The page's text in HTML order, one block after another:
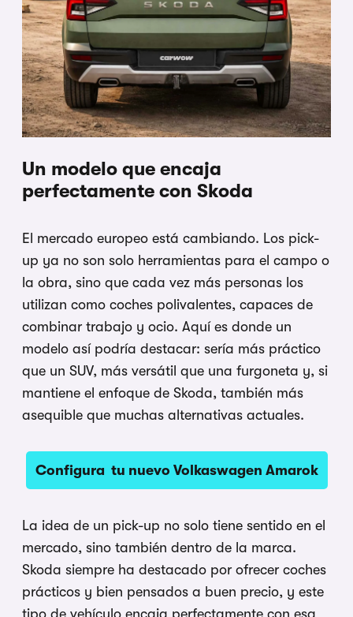
Un modelo que encaja
perfectamente con Skoda
El mercado europeo está cambiando. Los pick-
up ya no son solo herramientas para el campo o
la obra, sino que cada vez más personas los
utilizan como coches polivalentes, capaces de
combinar trabajo y ocio. Aquí es donde un
modelo así podría destacar: sería más práctico
que un SUV, más versátil que una furgoneta y, si
mantiene el enfoque de Skoda, también más
asequible que muchas alternativas actuales.
Configura tu nuevo Volkaswagen Amarok
La idea de un pick-up no solo tiene sentido en el
mercado, sino también dentro de la marca.
Skoda siempre ha destacado por ofrecer coches
prácticos y bien pensados a buen precio, y este
tipo de vehículo encaja perfectamente con esa